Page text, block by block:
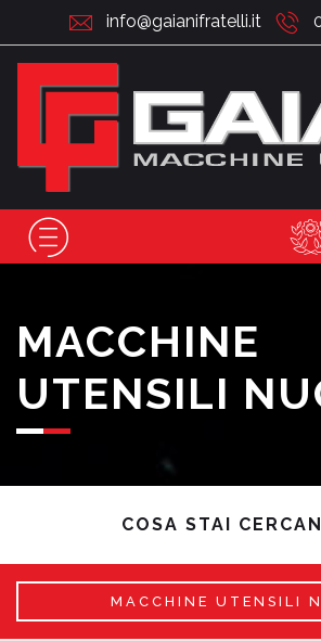
info@gaianifratelli.it
MACCHINE
UTENSILI
COSA STAI
MACCHINE UTENSILI